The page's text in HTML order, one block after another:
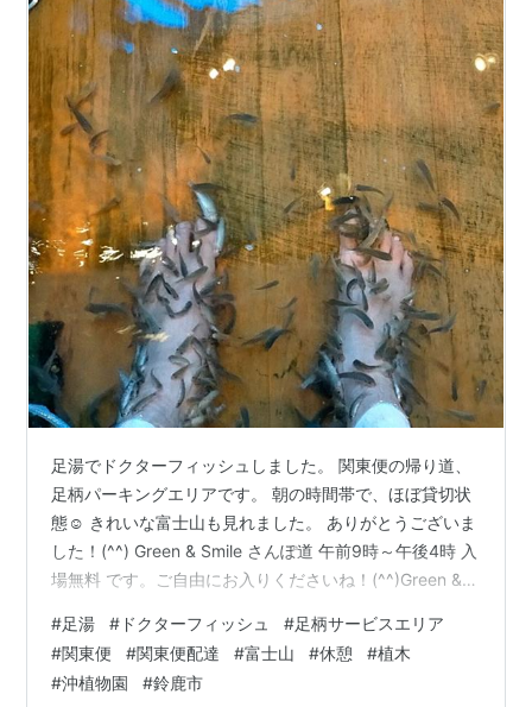
足湯でドクターフィッシュしました。 関東便の帰り道、
足柄パーキングエリアです。 朝の時間帯で、ほぼ貸切状
態☺️ きれいな富士山も見れました。 ありがとうございま
した！(^^) Green & Smile さんぽ道 午前9時～午後4時 入
場無料 です。ご自由にお入りくださいね！(^^)Green &
Twitterhttps://twitter.com/suzuka_lovely28 株式会社 沖
植物園 ホームページ
http://www.mecha.ne.jp/~okisyoku/ Green & Smile さん
#足湯 # ドクターフィッシュ #足柄サービスエリア
#関東便 #関東便配達 #富士山 #休憩 #植木
#沖植物園 #鈴鹿市